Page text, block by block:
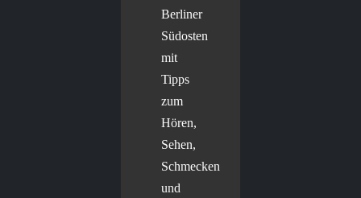
Berliner
Südosten
mit
Tipps
zum
Hören,
Sehen,
Schmecken
und